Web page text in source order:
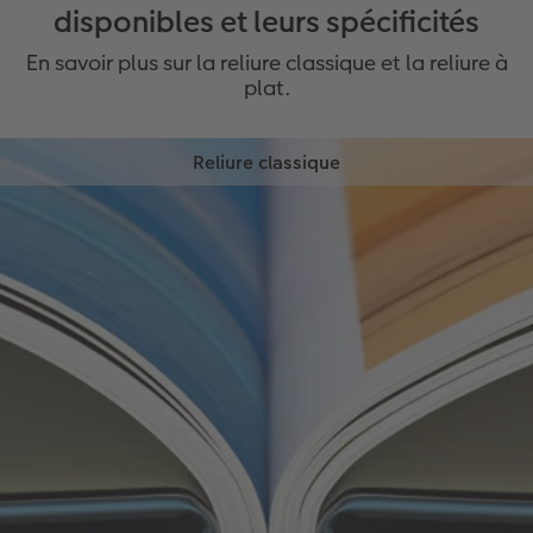
disponibles et leurs spécificités
En savoir plus sur la reliure classique et la reliure à
plat.
Reliure classique
Avec la reliure classique, les pages intérieures et